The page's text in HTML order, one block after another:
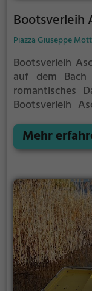
Bootsverleih
Piazza Giuseppe
Bootsverleih
auf dem Bach
romantisches
Bootsverleih
Kosten.
Mehr